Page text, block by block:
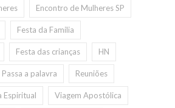
Encontro de Mulheres SP
Festa da Familia
Festa das crianças HN
Passa a palavra Reuniões
Espiritual Viagem Apostólica